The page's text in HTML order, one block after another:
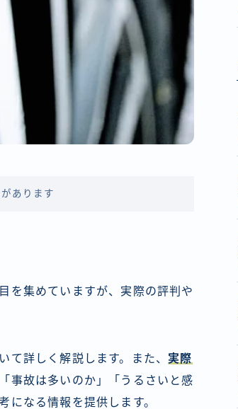
あります
を集めていますが、実際の評判や
て詳しく解説します。また、 実際
事故は多いのか」「うるさいと感
になる情報を提供します。